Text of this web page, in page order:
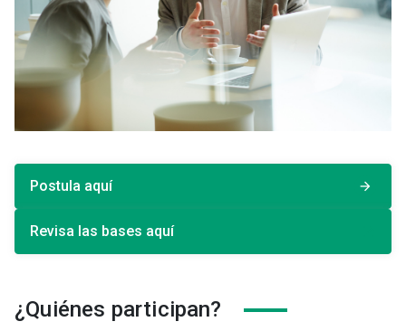
Postula aquí arrow_forward
Revisa las bases aquí
¿Quiénes participan?